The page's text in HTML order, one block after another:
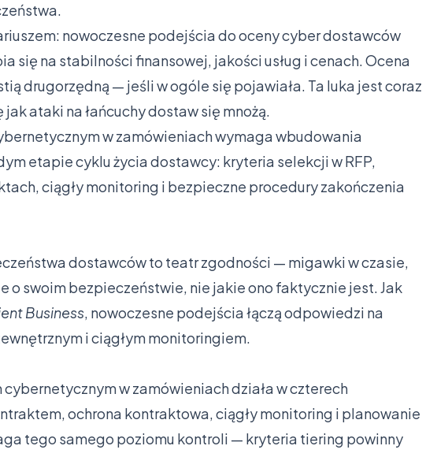
nowoczesne podejścia do oceny cyber dostawców
się na stabilności finansowej, jakości usług i cenach. Ocena
drugorzędną — jeśli w ogóle się pojawiała. Ta luka jest coraz
ataki na łańcuchy dostaw się mnożą.
w zamówieniach wymaga wbudowania
etapie cyklu życia dostawcy: kryteria selekcji w RFP,
ciągły monitoring i bezpieczne procedury zakończenia
dostawców to teatr zgodności — migawki w czasie,
o swoim bezpieczeństwie, nie jakie ono faktycznie jest. Jak
Business, nowoczesne podejścia łączą odpowiedzi na
i ciągłym monitoringiem.
w zamówieniach działa w czterech
ochrona kontraktowa, ciągły monitoring i planowanie
tego samego poziomu kontroli — kryteria tiering powinny